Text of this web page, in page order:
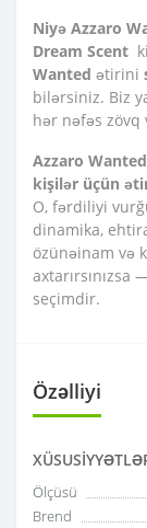
Niyə Azzaro
Dream Scent
Wanted ətirini
bilərsiniz. Biz
hər nəfəs zövq
Azzaro
kişilər üçün
O, fərdiliyi
dinamika,
özünəinam və
axtarırsınızsa
seçimdir.
Özəlliyi
Ölçüsü
Brend